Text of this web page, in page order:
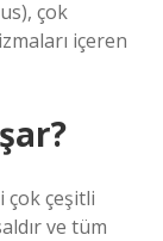
çok
içeren
çok çeşitli
ve tüm